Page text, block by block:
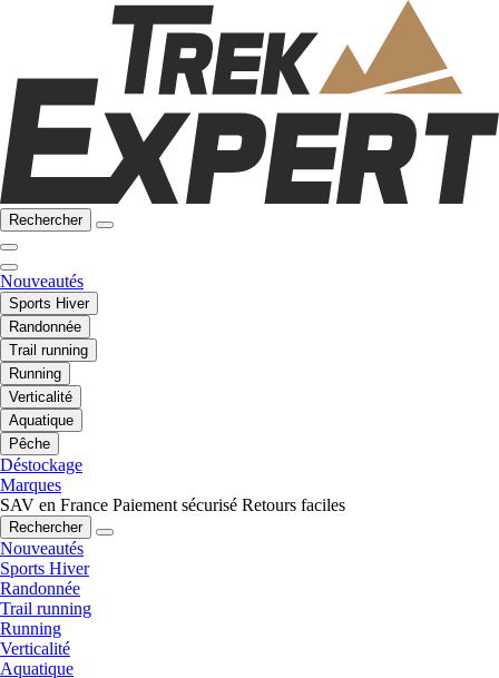
Rechercher
Nouveautés
Sports Hiver
Randonnée
Trail running
Running
Verticalité
Aquatique
Pêche
Déstockage
Marques
SAV en France Paiement sécurisé Retours faciles
Rechercher
Nouveautés
Sports Hiver
Randonnée
Trail running
Running
Verticalité
Aquatique